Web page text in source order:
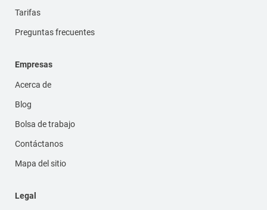
Tarifas
Preguntas frecuentes
Empresas
Acerca de
Blog
Bolsa de trabajo
Contáctanos
Mapa del sitio
Legal